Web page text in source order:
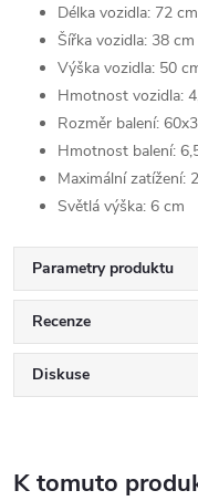
Délka vozidla: 72 cm
Šířka vozidla: 38 cm
Výška vozidla: 50
Hmotnost vozidla:
Rozměr balení:
Hmotnost balení:
Maximální zatížení:
Světlá výška: 6 cm
Parametry produktu
Recenze
Diskuse
K tomuto